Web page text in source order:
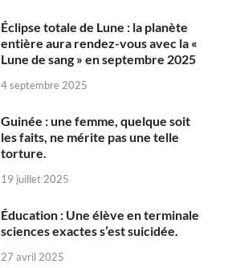
Éclipse totale de Lune : la planète
entière aura rendez-vous avec la «
Lune de sang » en septembre 2025
4 septembre 2025
Guinée : une femme, quelque soit
les faits, ne mérite pas une telle
torture.
19 juillet 2025
Éducation : Une élève en terminale
sciences exactes s’est suicidée.
27 avril 2025